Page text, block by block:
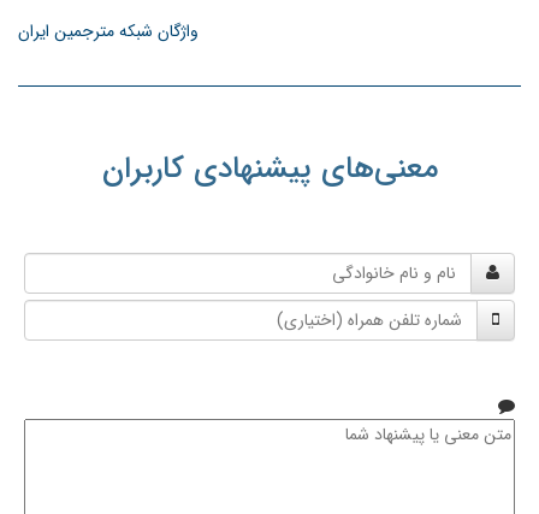
واژگان شبکه مترجمین ایران
معنی‌های پیشنهادی کاربران
و
نام
خانوادگی
شماره
تلفن
متن